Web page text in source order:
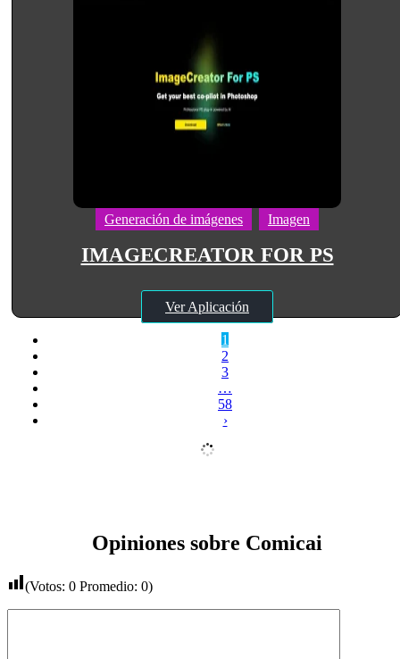
Generación de imágenes Imagen
IMAGECREATOR FOR PS
Ver Aplicación
1
2
3
…
58
›
Opiniones sobre Comicai
(Votos: 0 Promedio: 0)